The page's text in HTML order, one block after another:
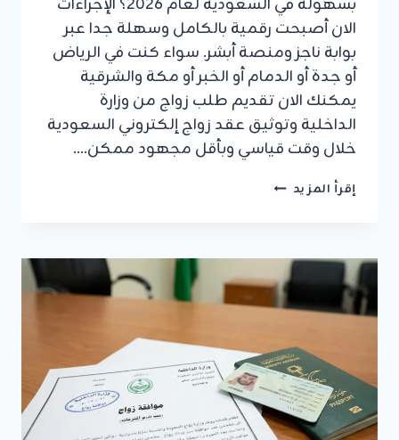
بسهولة في السعودية لعام 2026؟ الإجراءات
الان أصبحت رقمية بالكامل وسهلة جدا عبر
بوابة ناجز ومنصة أبشر. سواء كنت في الرياض
أو جدة أو الدمام أو الخبر أو مكة والشرقية
يمكنك الان تقديم طلب زواج من وزارة
الداخلية وتوثيق عقد زواج إلكتروني السعودية
خلال وقت قياسي وبأقل مجهود ممكن….
إقرأ المزيد دليل
زواج
بسهولة
في
3